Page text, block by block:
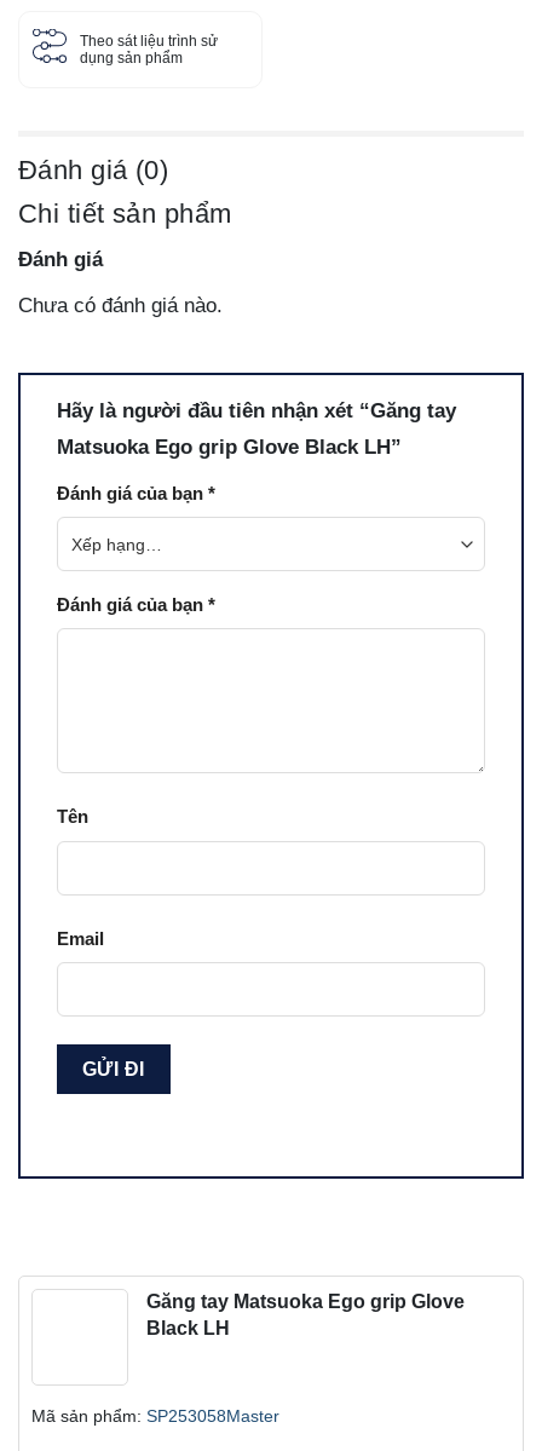
Theo sát liệu trình sử
dụng sản phẩm
Đánh giá (0)
Chi tiết sản phẩm
Đánh giá
Chưa có đánh giá nào.
Hãy là người đầu tiên nhận xét “Găng tay
Matsuoka Ego grip Glove Black LH”
Đánh giá của bạn *
Đánh giá của bạn *
Tên
Email
Găng tay Matsuoka Ego grip Glove
Black LH
Mã sản phẩm: SP253058Master